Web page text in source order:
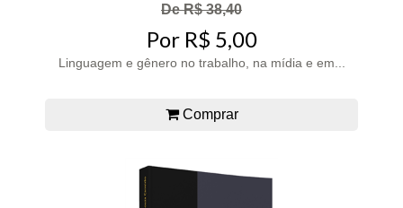
De R$ 38,40
Por R$ 5,00
Linguagem e gênero no trabalho, na mídia e em...
Comprar